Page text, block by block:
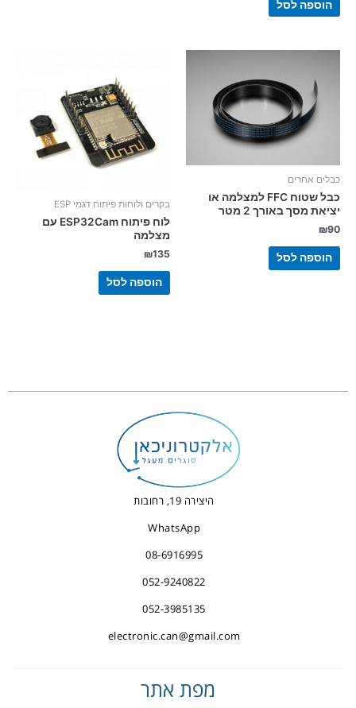
הוספה לסל
כבלים אחרים
כבל שטוח FFC למצלמה או
יציאת מסך באורך 2 מטר
₪90
הוספה לסל
בקרים ולוחות פיתוח דגמי ESP
לוח פיתוח ESP32Cam עם
מצלמה
₪135
הוספה לסל
היצירה 19, רחובות
WhatsApp
08-6916995
052-9240822
052-3985135
electronic.can@gmail.com
מפת אתר